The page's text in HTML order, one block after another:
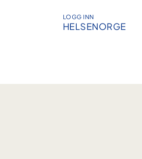
LOGG INN
HELSENORGE